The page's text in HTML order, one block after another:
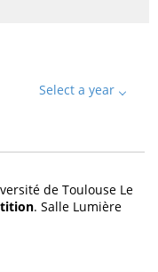
Select a year
de Toulouse Le
. Salle Lumière